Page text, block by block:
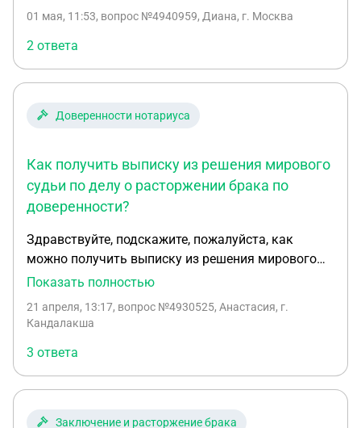
01 мая, 11:53, вопрос №4940959, Диана, г. Москва
2 ответа
Доверенности нотариуса
Как получить выписку из решения мирового
судьи по делу о расторжении брака по
доверенности?
Здравствуйте, подскажите, пожалуйста, как
можно получить выписку из решения мирового
судьи по гражданскому делу (расторжение
доверенность от истца по этому делу. Я нахожусь
возможности. Если отправить в суд нотариально
заверенную копию доверенности, смогу я
получить заказным письмом выписку? Может
есть какие-то другие варианты?
Показать полностью
21 апреля, 13:17, вопрос №4930525, Анастасия, г.
Кандалакша
3 ответа
Заключение и расторжение брака